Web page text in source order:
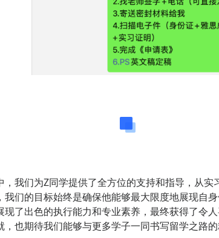
，我们为Z同学提供了全方位的支持和指导，从
我们的目标始终是确保他能够最大限度地展现自
现了出色的执行能力和专业素养，最终获得了令
也期待我们能够与更多学子一同书写留学之路的